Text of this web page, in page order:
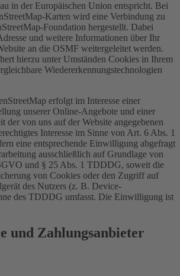
in der Europäischen Union entspricht. Bei
Karten wird eine Verbindung zu
Foundation hergestellt. Dabei
und weitere Informationen über Ihr
an die OSMF weitergeleitet werden.
hierzu unter Umständen Cookies in Ihrem
Wiedererkennungstechnologien
erfolgt im Interesse einer
unserer Online-Angebote und einer
der von uns auf der Website angegebenen
Interesse im Sinne von Art. 6 Abs. 1
eine entsprechende Einwilligung abgefragt
ausschließlich auf Grundlage von
und § 25 Abs. 1 TDDDG, soweit die
von Cookies oder den Zugriff auf
des Nutzers (z. B. Device-
des TDDDG umfasst. Die Einwilligung ist
und Zahlungs­anbieter